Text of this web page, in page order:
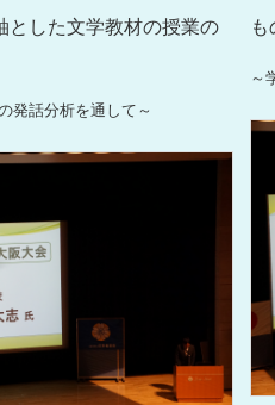
とした文学教材の授業の
発話分析を通して～
～